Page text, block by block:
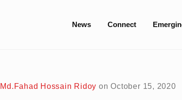
Site
News Connect
Md.Fahad Hossain Ridoy on October 15, 2020